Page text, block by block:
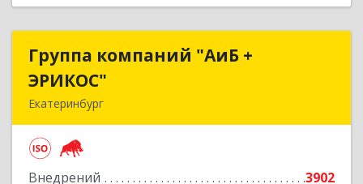
Группа компаний "АиБ +
ЭРИКОС"
Екатеринбург
Внедрений
3902
Группа компаний "АиБ +
Подробнее